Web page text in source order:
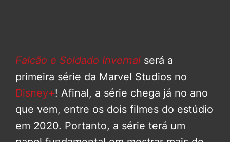
Falcão e Soldado Invernal será a
primeira série da Marvel Studios no
Disney+! Afinal, a série chega já no ano
que vem, entre os dois filmes do estúdio
em 2020. Portanto, a série terá um